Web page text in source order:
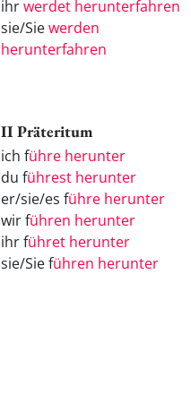
ihrwerdet herunterfahren
sie/Siewerden
herunterfahren
II Präteritum
ich führe herunter
du führest herunter
er/sie/es führe herunter
wir führen herunter
ihr führet herunter
sie/Sie führen herunter